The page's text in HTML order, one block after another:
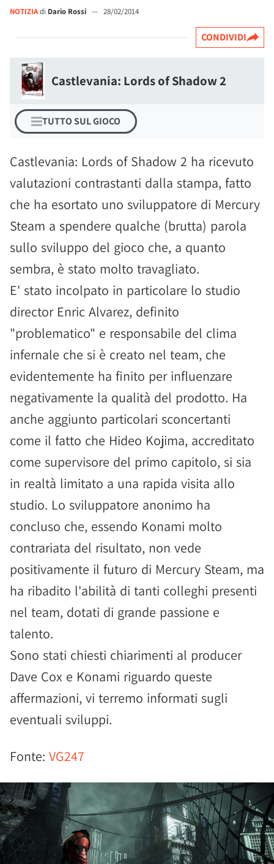
NOTIZIAdi Dario Rossi — 28/02/2014
CONDIVIDI
Castlevania: Lords of Shadow 2
TUTTO SUL GIOCO
Castlevania: Lords of Shadow 2 ha ricevuto
valutazioni contrastanti dalla stampa, fatto
che ha esortato uno sviluppatore di Mercury
Steam a spendere qualche (brutta) parola
sullo sviluppo del gioco che, a quanto
sembra, è stato molto travagliato.
E' stato incolpato in particolare lo studio
director Enric Alvarez, definito
"problematico" e responsabile del clima
infernale che si è creato nel team, che
evidentemente ha finito per influenzare
negativamente la qualità del prodotto. Ha
anche aggiunto particolari sconcertanti
come il fatto che Hideo Kojima, accreditato
come supervisore del primo capitolo, si sia
in realtà limitato a una rapida visita allo
studio. Lo sviluppatore anonimo ha
concluso che, essendo Konami molto
contrariata del risultato, non vede
positivamente il futuro di Mercury Steam, ma
ha ribadito l'abilità di tanti colleghi presenti
nel team, dotati di grande passione e
talento.
Sono stati chiesti chiarimenti al producer
Dave Cox e Konami riguardo queste
affermazioni, vi terremo informati sugli
eventuali sviluppi.
Fonte: VG247